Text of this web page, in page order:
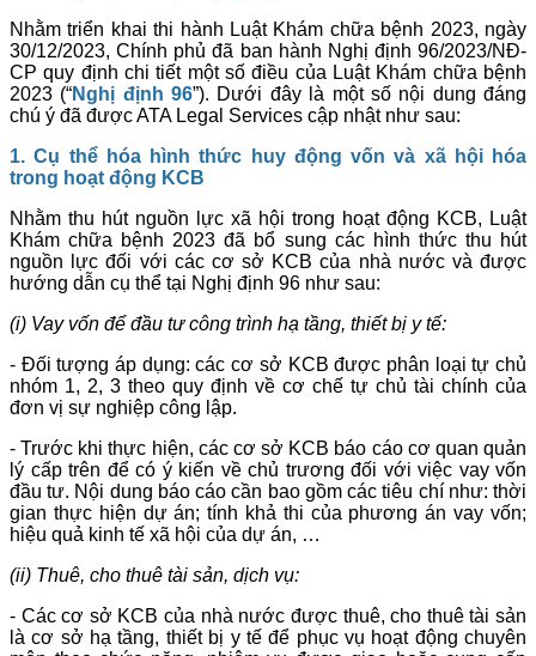
Nhằm triển khai thi hành Luật Khám chữa bệnh 2023, ngày
30/12/2023, Chính phủ đã ban hành Nghị định 96/2023/NĐ-
CP quy định chi tiết một số điều của Luật Khám chữa bệnh
2023 (“Nghị định 96”). Dưới đây là một số nội dung đáng
chú ý đã được ATA Legal Services cập nhật như sau:
1. Cụ thể hóa hình thức huy động vốn và xã hội hóa
trong hoạt động KCB
Nhằm thu hút nguồn lực xã hội trong hoạt động KCB, Luật
Khám chữa bệnh 2023 đã bổ sung các hình thức thu hút
nguồn lực đối với các cơ sở KCB của nhà nước và được
hướng dẫn cụ thể tại Nghị định 96 như sau:
(i) Vay vốn để đầu tư công trình hạ tầng, thiết bị y tế:
- Đối tượng áp dụng: các cơ sở KCB được phân loại tự chủ
nhóm 1, 2, 3 theo quy định về cơ chế tự chủ tài chính của
đơn vị sự nghiệp công lập.
- Trước khi thực hiện, các cơ sở KCB báo cáo cơ quan quản
lý cấp trên để có ý kiến về chủ trương đối với việc vay vốn
đầu tư. Nội dung báo cáo cần bao gồm các tiêu chí như: thời
gian thực hiện dự án; tính khả thi của phương án vay vốn;
hiệu quả kinh tế xã hội của dự án, …
(ii) Thuê, cho thuê tài sản, dịch vụ:
- Các cơ sở KCB của nhà nước được thuê, cho thuê tài sản
là cơ sở hạ tầng, thiết bị y tế để phục vụ hoạt động chuyên